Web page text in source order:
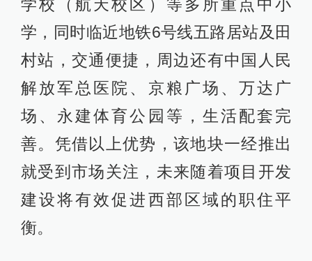
学校（航天校区）等多所重点中小
学，同时临近地铁6号线五路居站及田
村站，交通便捷，周边还有中国人民
解放军总医院、京粮广场、万达广
场、永建体育公园等，生活配套完
善。凭借以上优势，该地块一经推出
就受到市场关注，未来随着项目开发
建设将有效促进西部区域的职住平
衡。